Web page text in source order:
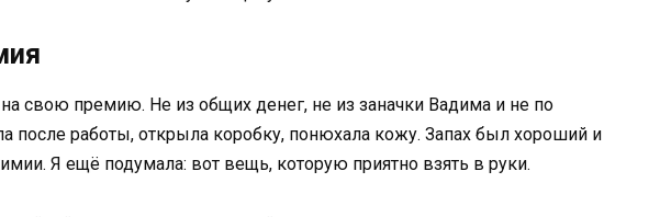
свою премию. Не из общих денег, не из заначки Вадима и не по
после работы, открыла коробку, понюхала кожу. Запах был хороший и
Я ещё подумала: вот вещь, которую приятно взять в руки.